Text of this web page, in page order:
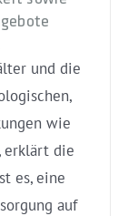
und die
wie
erklärt die
es, eine
auf